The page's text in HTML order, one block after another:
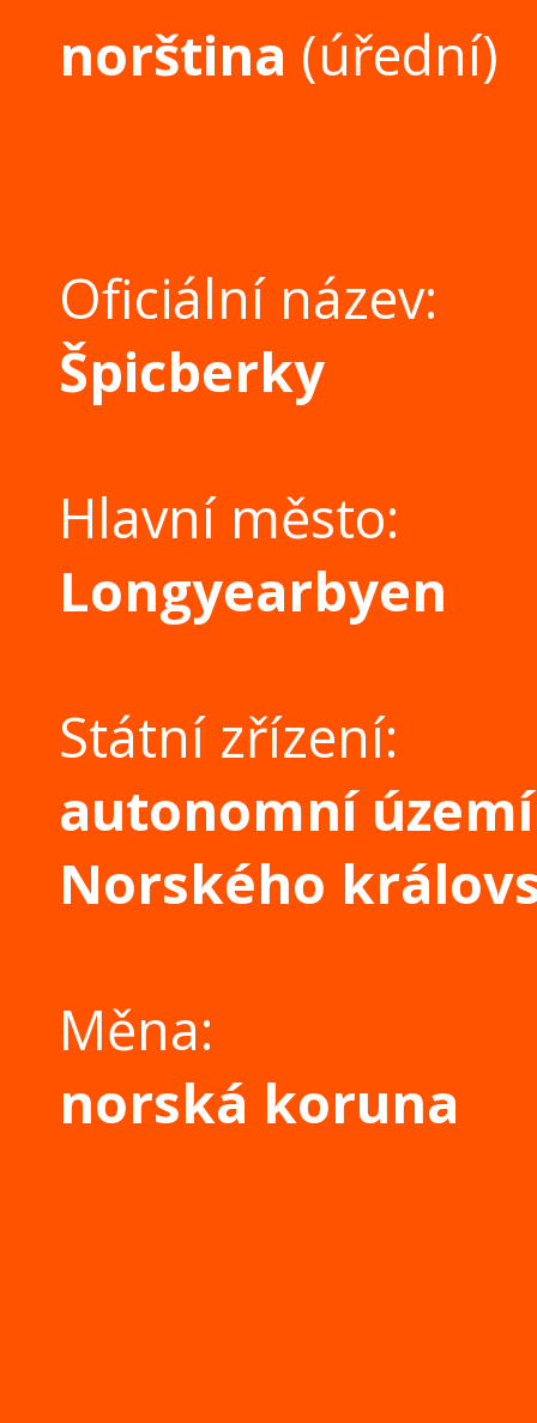
norština (úřední)
Oficiální název:
Špicberky
Hlavní město:
Longyearbyen
Státní zřízení:
autonomní území
Norského
Měna:
norská koruna